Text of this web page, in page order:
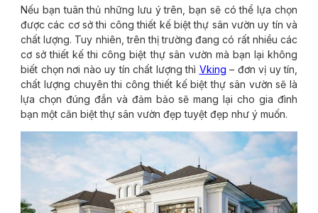
Nếu bạn tuân thủ những lưu ý trên, bạn sẽ có thể lựa chọn
được các cơ sở thi công thiết kế biệt thự sân vườn uy tín và
chất lượng. Tuy nhiên, trên thị trường đang có rất nhiều các
cơ sở thiết kế thi công biệt thự sân vườn mà bạn lại không
biết chọn nơi nào uy tín chất lượng thì Vking – đơn vị uy tín,
chất lượng chuyên thi công thiết kế biệt thự sân vườn sẽ là
lựa chọn đúng đắn và đảm bảo sẽ mang lại cho gia đình
bạn một căn biệt thự sân vườn đẹp tuyệt đẹp như ý muốn.